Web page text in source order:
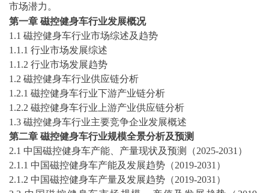
市场潜力。
第一章 磁控健身车行业发展概况
1.1 磁控健身车行业市场综述及趋势
1.1.1 行业市场发展综述
1.1.2 行业市场发展趋势
1.2 磁控健身车行业供应链分析
1.2.1 磁控健身车行业下游产业链分析
1.2.2 磁控健身车行业上游产业供应链分析
1.3 磁控健身车行业主要竞争企业发展概述
第二章 磁控健身车行业规模全景分析及预测
2.1 中国磁控健身车产能、产量现状及预测（2025-2031 ）
2.1.1 中国磁控健身车产能及发展趋势（2019-2031 ）
2.1.2 中国磁控健身车产量及发展趋势（2019-2031 ）